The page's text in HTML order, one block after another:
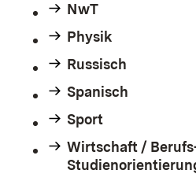
NwT
Physik
Russisch
Spanisch
Sport
Wirtschaft /